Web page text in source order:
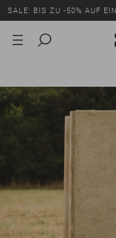
SALE: BIS ZU -50% AUF